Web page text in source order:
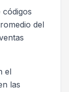
códigos
del
el
las